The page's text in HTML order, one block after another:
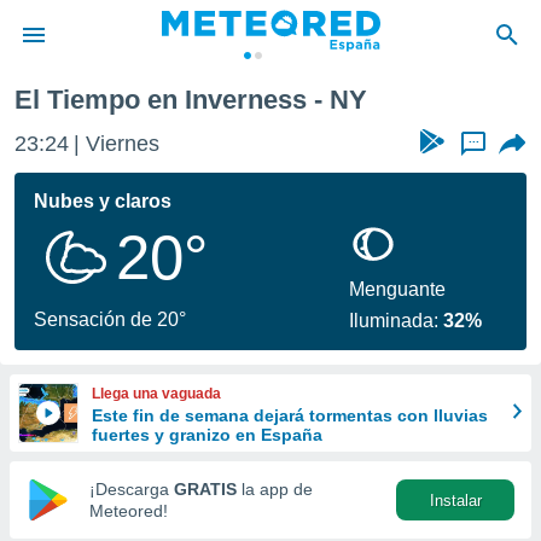
de
por
se
calidad.
a este
las
y
forma
digital
basada
El Tiempo en Inverness - NY
23:24 Viernes ...
Nubes y claros
20°
Sensación de 20°
Menguante
Iluminada:32%
Llega una vaguada
Este fin de semana dejará tormentas con lluvias
fuertes y granizo en España
¡Descarga GRATIS la app de
Meteored!
Instalar